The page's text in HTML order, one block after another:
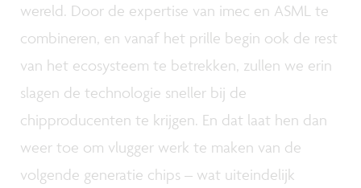
wereld. Door de expertise van imec en ASML te
combineren, en vanaf het prille begin ook de rest
van het ecosysteem te betrekken, zullen we erin
slagen de technologie sneller bij de
chipproducenten te krijgen. En dat laat hen dan
weer toe om vlugger werk te maken van de
volgende generatie chips – wat uiteindelijk